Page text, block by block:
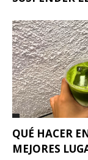
QUÉ HACER
MEJORES